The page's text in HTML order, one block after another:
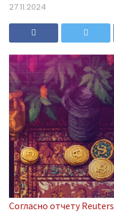
27.11.2024
Согласно отчету Reuters